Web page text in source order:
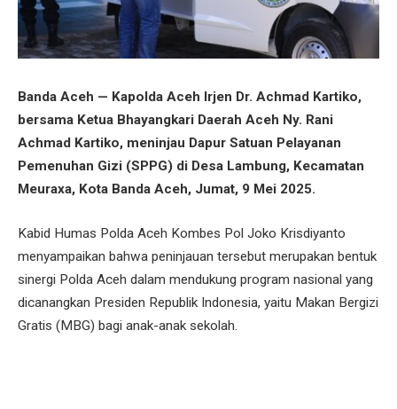
Banda Aceh — Kapolda Aceh Irjen Dr. Achmad Kartiko,
bersama Ketua Bhayangkari Daerah Aceh Ny. Rani
Achmad Kartiko, meninjau Dapur Satuan Pelayanan
Pemenuhan Gizi (SPPG) di Desa Lambung, Kecamatan
Meuraxa, Kota Banda Aceh, Jumat, 9 Mei 2025.
Kabid Humas Polda Aceh Kombes Pol Joko Krisdiyanto
menyampaikan bahwa peninjauan tersebut merupakan bentuk
sinergi Polda Aceh dalam mendukung program nasional yang
dicanangkan Presiden Republik Indonesia, yaitu Makan Bergizi
Gratis (MBG) bagi anak-anak sekolah.